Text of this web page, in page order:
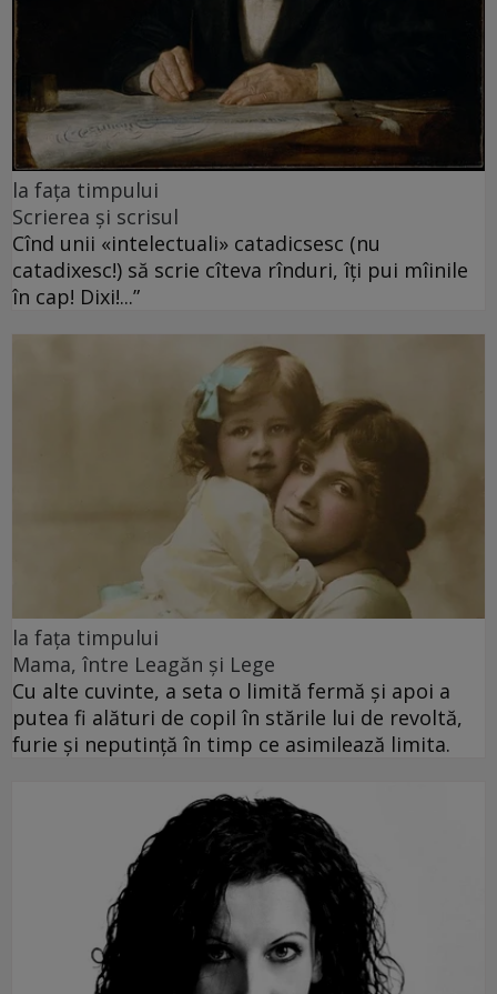
la fața timpului
Scrierea și scrisul
Cînd unii «intelectuali» catadicsesc (nu
catadixesc!) să scrie cîteva rînduri, îți pui mîinile
în cap! Dixi!...”
la fața timpului
Mama, între Leagăn și Lege
Cu alte cuvinte, a seta o limită fermă și apoi a
putea fi alături de copil în stările lui de revoltă,
furie și neputință în timp ce asimilează limita.